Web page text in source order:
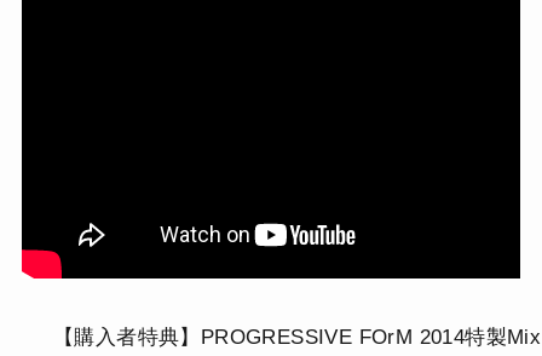
【購入者特典】PROGRESSIVE FOrM 2014特製Mix